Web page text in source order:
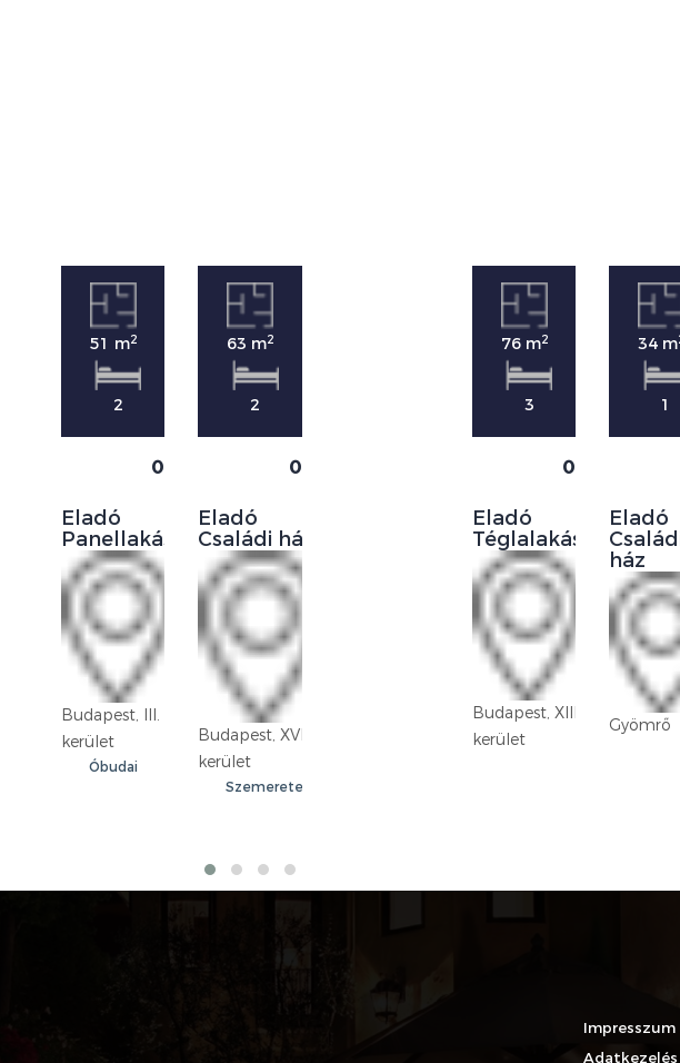
51 m2
2
0
Eladó
Panellakás
Budapest, III.
kerület
Óbudai
63 m2
2
0
Eladó
Családi ház
Budapest, XVIII.
kerület
Szemeretelep
76 m2
3
0
Eladó
Téglalakás
Budapest, XIII.
kerület
34 m
1
Eladó
ház
Gyömrő
Impresszum
Adatkezelés